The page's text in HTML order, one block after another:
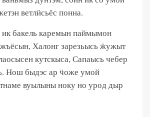
ветлӥсьёс понна.
бакель каремын паймымон
Халонг зарезьысь ӝужыт
кутскыса, Сапаысь чебер
Нош быдэс ар ӵоже умой
вуылыны ноку но урод дыр